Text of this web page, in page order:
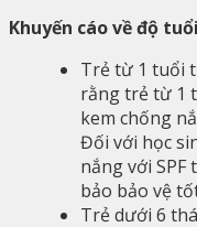
Khuyến cáo về độ
Trẻ từ 1 tuổi
rằng trẻ từ 1
kem chống
Đối với học
nắng với
bảo bảo vệ
Trẻ dưới 6